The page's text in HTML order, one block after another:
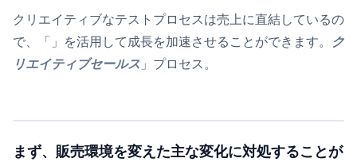
クリエイティブなテストプロセスは売上に直結しているの
で、「」を活用して成長を加速させることができます。
ク
リエイティブセールス 」プロセス。
まず、販売環境を変えた主な変化に対処することが